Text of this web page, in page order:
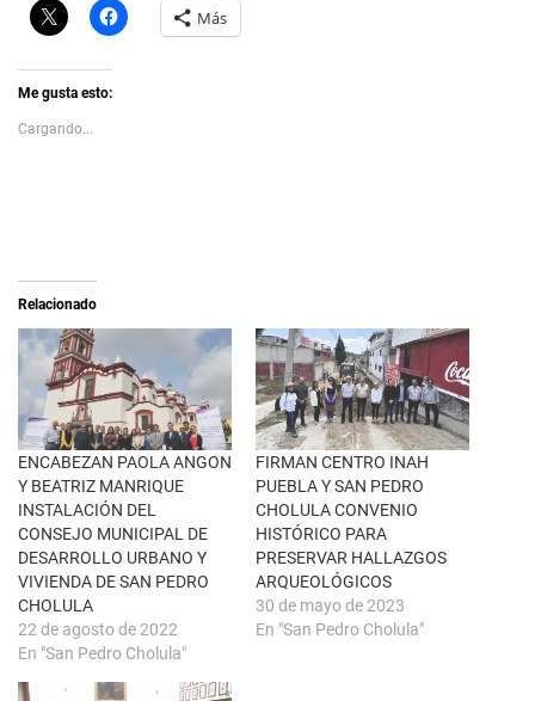
C
l
k
t
s
h
e
b
r
e
e
n
u
n
v
e
n
t
a
n
a
n
u
e
v
a
)
H
a
e
F
a
e
b
o
o
k
(
S
e
a
b
r
e
e
u
n
a
v
e
n
Más
Me gusta esto:
Cargando...
Relacionado
ENCABEZAN PAOLA ANGON
Y BEATRIZ MANRIQUE
INSTALACIÓN DEL
CONSEJO MUNICIPAL DE
DESARROLLO URBANO Y
VIVIENDA DE SAN PEDRO
CHOLULA
22 de agosto de 2022
En "San Pedro Cholula"
FIRMAN CENTRO INAH
PUEBLA Y SAN PEDRO
CHOLULA CONVENIO
HISTÓRICO PARA
PRESERVAR HALLAZGOS
ARQUEOLÓGICOS
30 de mayo de 2023
En "San Pedro Cholula"